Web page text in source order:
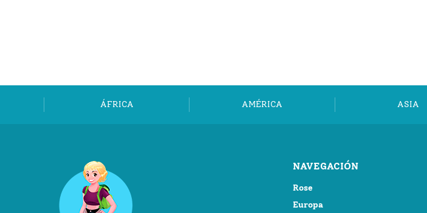
ÁFRICA AMÉRICA ASIA
NAVEGACIÓN
Rose
Europa